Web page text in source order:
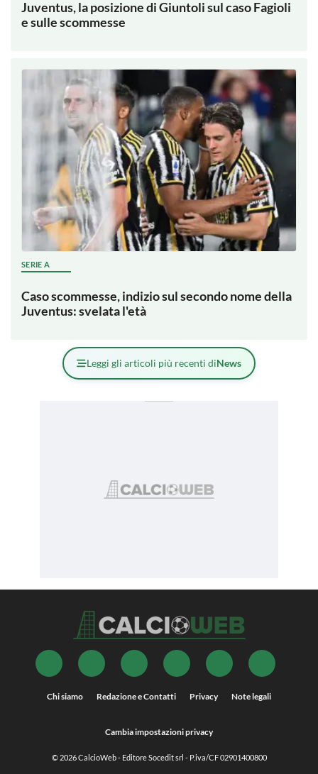
Juventus, la posizione di Giuntoli sul caso Fagioli
e sulle scommesse
SERIE A
Caso scommesse, indizio sul secondo nome della
Juventus: svelata l'età
Leggi gli articoli più recenti diNews
Chi siamo Redazione e Contatti Privacy Note legali
Cambia impostazioni privacy
© 2026CalcioWeb- Editore Socedit srl - P.iva/CF 02901400800